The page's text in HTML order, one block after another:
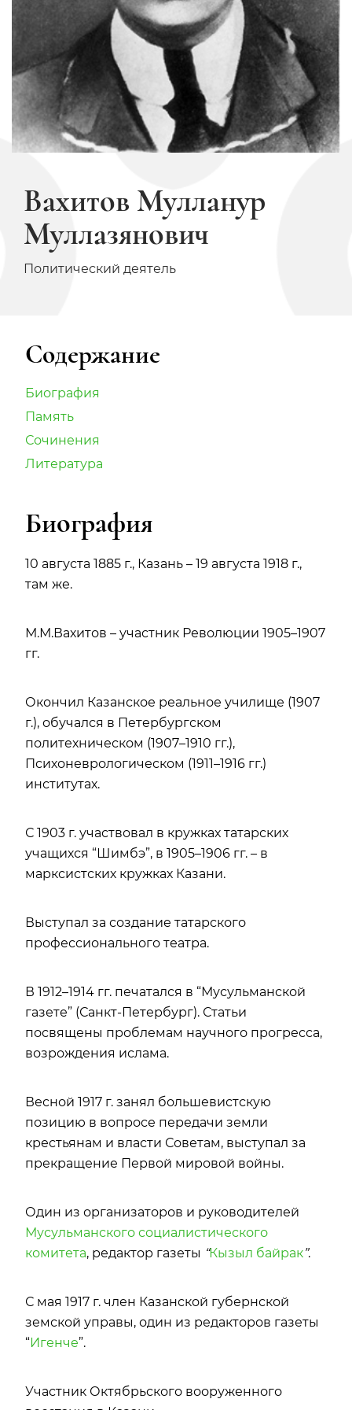
Вахитов Мулланур
Муллазянович
Политический деятель
Содержание
Биография
Память
Сочинения
Литература
Биография
10 августа 1885 г., Казань – 19 августа 1918 г.,
там же.
М.М.Вахитов – участник Революции 1905–1907
гг.
Окончил Казанское реальное училище (1907
г.), обучался в Петербургском
политехническом (1907–1910 гг.),
Психоневрологическом (1911–1916 гг.)
институтах.
С 1903 г. участвовал в кружках татарских
учащихся “Шимбэ”, в 1905–1906 гг. – в
марксистских кружках Казани.
Выступал за создание татарского
профессионального театра.
В 1912–1914 гг. печатался в “Мусульманской
газете” (Санкт-Петербург). Статьи
посвящены проблемам научного прогресса,
возрождения ислама.
Весной 1917 г. занял большевистскую
позицию в вопросе передачи земли
крестьянам и власти Советам, выступал за
прекращение Первой мировой войны.
Один из организаторов и руководителей
Мусульманского социалистического
комитета, редактор газеты “Кызыл байрак”.
С мая 1917 г. член Казанской губернской
земской управы, один из редакторов газеты
“Игенче”.
Участник Октябрьского вооруженного